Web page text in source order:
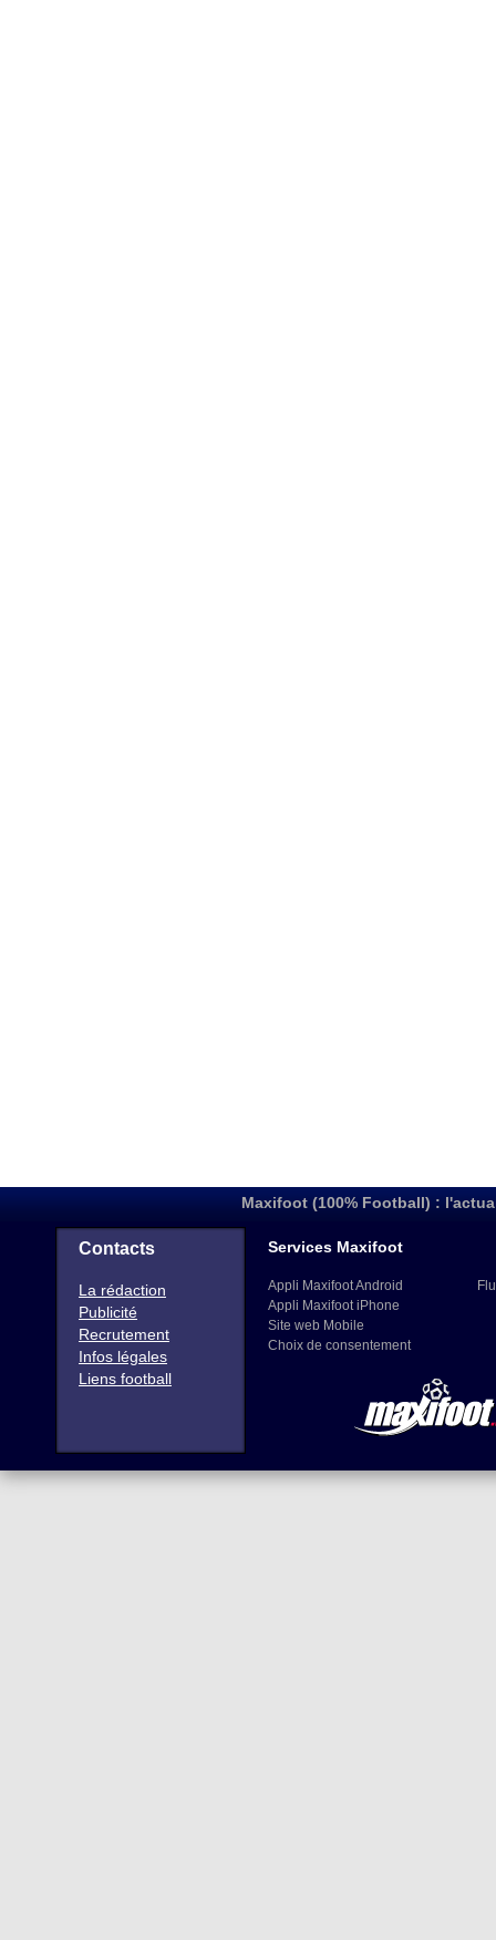
Maxifoot (100% Football) :
Contacts
La rédaction
Publicité
Recrutement
Infos légales
Liens football
Services Maxifoot
Appli Maxifoot Android
Appli Maxifoot iPhone
Site web Mobile
Choix de consentement